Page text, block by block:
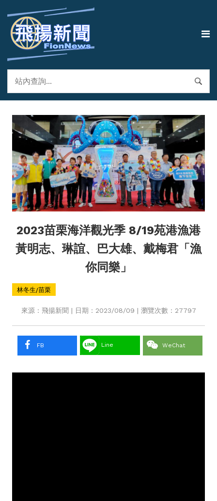
2023苗栗海洋觀光季 8/19苑港漁港
黃明志、琳誼、巴大雄、戴梅君「漁
你同樂」
林冬生/苗栗
來源：飛揚新聞 | 日期：2023/08/09 | 瀏覽次數：27797
FB Line WeChat